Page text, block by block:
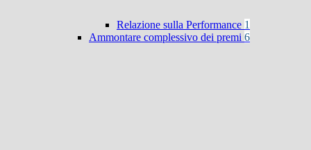
Relazione sulla Performance 1
Ammontare complessivo dei premi 6